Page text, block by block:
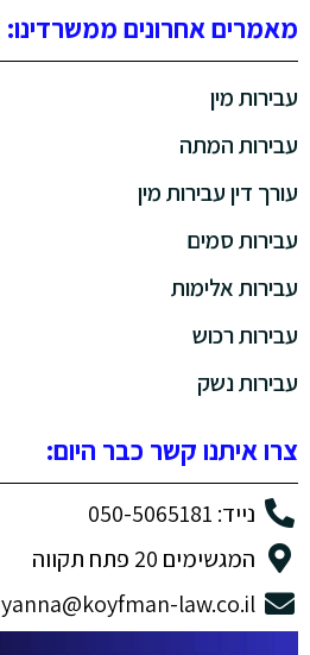
מאמרים אחרונים ממשרדינו:
עבירות מין
עבירות המתה
עורך דין עבירות מין
עבירות סמים
עבירות אלימות
עבירות רכוש
עבירות נשק
צרו איתנו קשר כבר היום:
נייד: 050-5065181
המגשימים 20 פתח תקווה
yanna@koyfman-law.co.il